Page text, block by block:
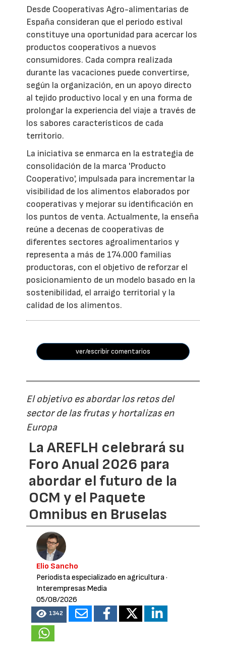
Desde Cooperativas Agro-alimentarias de
España consideran que el periodo estival
constituye una oportunidad para acercar los
productos cooperativos a nuevos
consumidores. Cada compra realizada
durante las vacaciones puede convertirse,
según la organización, en un apoyo directo
al tejido productivo local y en una forma de
prolongar la experiencia del viaje a través de
los sabores característicos de cada
territorio.
La iniciativa se enmarca en la estrategia de
consolidación de la marca 'Producto
Cooperativo', impulsada para incrementar la
visibilidad de los alimentos elaborados por
cooperativas y mejorar su identificación en
los puntos de venta. Actualmente, la enseña
reúne a decenas de cooperativas de
diferentes sectores agroalimentarios y
representa a más de 174.000 familias
productoras, con el objetivo de reforzar el
posicionamiento de un modelo basado en la
sostenibilidad, el arraigo territorial y la
calidad de los alimentos.
ver/escribir comentarios
El objetivo es abordar los retos del
sector de las frutas y hortalizas en
Europa
La AREFLH celebrará su
Foro Anual 2026 para
abordar el futuro de la
OCM y el Paquete
Omnibus en Bruselas
Elio Sancho
Periodista especializado en agricultura·
Interempresas Media
05/08/2026
1342